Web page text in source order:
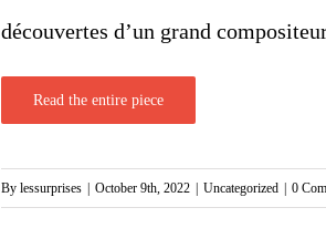
découvertes d’un grand
Read the entire piece
By lessurprises October 9th, 2022 Uncategorized 0